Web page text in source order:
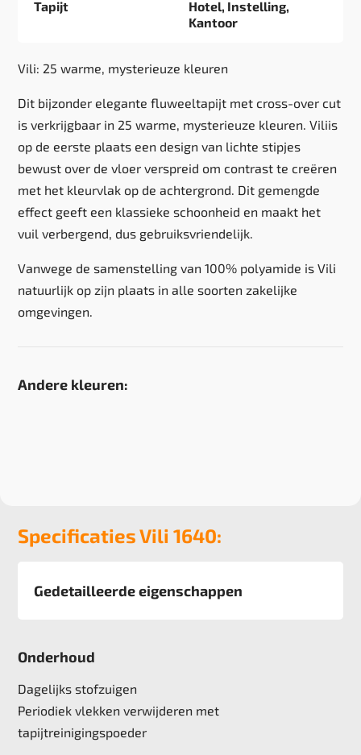
Tapijt
Hotel, Instelling,
Kantoor
Vili: 25 warme, mysterieuze kleuren
Dit bijzonder elegante fluweeltapijt met cross-over cut
is verkrijgbaar in 25 warme, mysterieuze kleuren. Viliis
op de eerste plaats een design van lichte stipjes
bewust over de vloer verspreid om contrast te creëren
met het kleurvlak op de achtergrond. Dit gemengde
effect geeft een klassieke schoonheid en maakt het
vuil verbergend, dus gebruiksvriendelijk.
Vanwege de samenstelling van 100% polyamide is Vili
natuurlijk op zijn plaats in alle soorten zakelijke
omgevingen.
Andere kleuren:
Specificaties Vili 1640:
Gedetailleerde eigenschappen
Pool
Poolgewicht
650 gr/m2
Onderhoud
Dagelijks stofzuigen
Periodiek vlekken verwijderen met
tapijtreinigingspoeder